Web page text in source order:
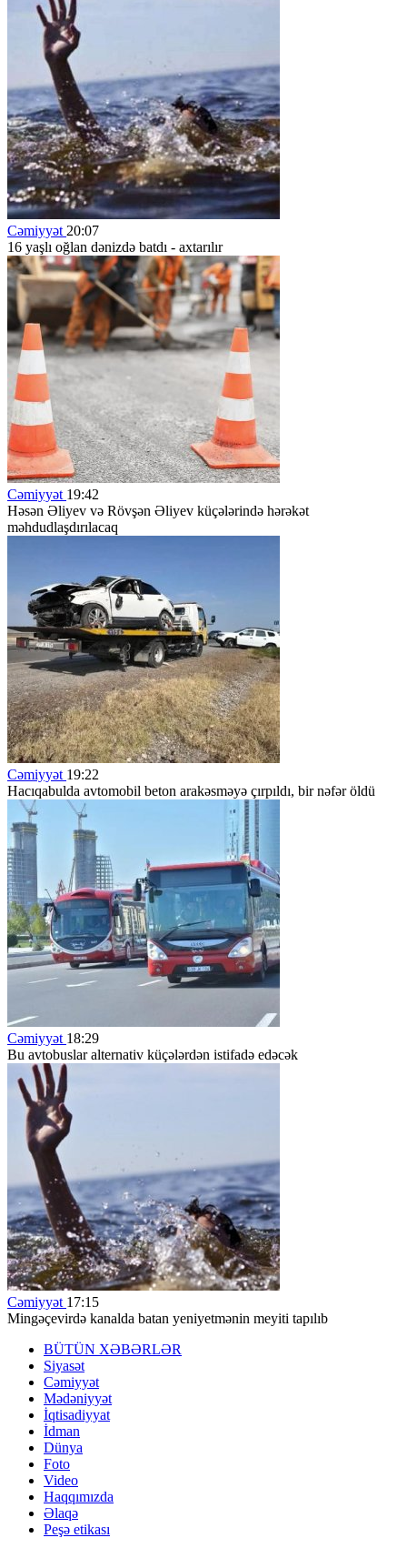
Cəmiyyət 20:07
16 yaşlı oğlan dənizdə batdı - axtarılır
Cəmiyyət 19:42
Həsən Əliyev və Rövşən Əliyev küçələrində hərəkət
məhdudlaşdırılacaq
Cəmiyyət 19:22
Hacıqabulda avtomobil beton arakəsməyə çırpıldı, bir nəfər öldü
Cəmiyyət 18:29
Bu avtobuslar alternativ küçələrdən istifadə edəcək
Cəmiyyət 17:15
Mingəçevirdə kanalda batan yeniyetmənin meyiti tapılıb
BÜTÜN XƏBƏRLƏR
Siyasət
Cəmiyyət
Mədəniyyət
İqtisadiyyat
İdman
Dünya
Foto
Video
Haqqımızda
Əlaqə
Peşə etikası